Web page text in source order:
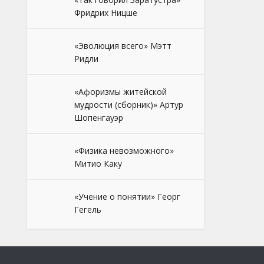
Фридрих Ницше
«Эволюция всего» Мэтт
Ридли
«Афоризмы житейской
мудрости (сборник)» Артур
Шопенгауэр
«Физика невозможного»
Митио Каку
«Учение о понятии» Георг
Гегель